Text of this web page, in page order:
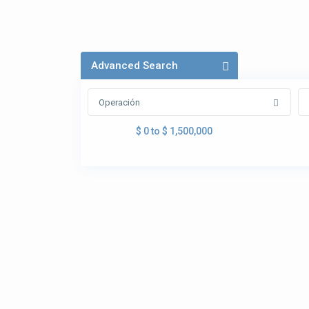
Advanced Search
Operación
$ 0 to $ 1,500,000